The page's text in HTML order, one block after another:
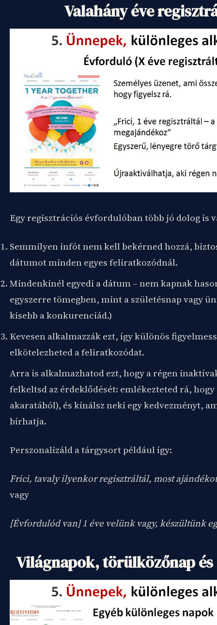
Valahány éve
Egy regisztrációs évfordulóban több jó dolog is
Semmilyen infót nem kell bekérned hozzá,
dátumot minden egyes feliratkozódnál.
Mindenkinél egyedi a dátum – nem kapnak
egyszerre tömegben, mint a születésnap vagy
kisebb a konkurenciád.)
Kevesen alkalmazzák ezt, így különös
elkötelezheted a feliratkozódat.
Arra is alkalmazhatod ezt, hogy a régen
felkeltsd az érdeklődését: emlékezteted rá,
akaratából), és kínálsz neki egy kedvezményt,
bírhatja.
Perszonalizáld a tárgysort például így:
Frici, tavaly ilyenkor regisztráltál, most
vagy
[Évfordulód van] 1 éve velünk vagy, készültünk
Világnapok, törülközőnap